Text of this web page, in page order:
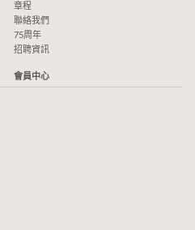
章程
聯絡我們
75周年
招聘資訊
會員中心